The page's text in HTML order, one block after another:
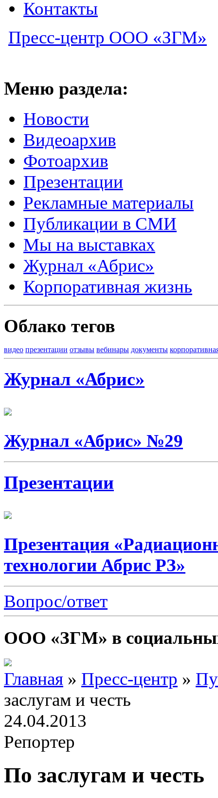
Контакты
Пресс-центр ООО «ЗГМ»
Меню раздела:
Новости
Видеоархив
Фотоархив
Презентации
Рекламные материалы
Публикации в СМИ
Мы на выставках
Журнал «Абрис»
Корпоративная жизнь
Облако тегов
видео презентации отзывы вебинары документы
Журнал «Абрис»
Журнал «Абрис» №29
Презентации
Презентация
технологии Абрис РЗ»
Вопрос/ответ
ООО «ЗГМ» в
Главная » Пресс-центр »
заслугам и честь
24.04.2013
Репортер
По заслугам и честь